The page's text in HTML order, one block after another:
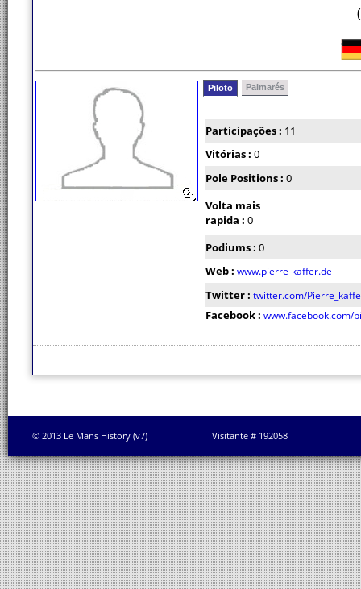
Piloto Palmarés
Participações : 11
Vitórias : 0
Pole Positions : 0
Volta mais
rapida : 0
Podiums : 0
Web : www.pierre-kaffer.de
Twitter : twitter.com/
Facebook : www.facebook.com/
© 2013 Le Mans History (v7) Visitante # 192058